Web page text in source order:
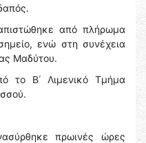
από πλήρωμα
ενώ στη συνέχεια
Μαδύτου.
το Β΄ Λιμενικό Τμήμα
πρωινές ώρες